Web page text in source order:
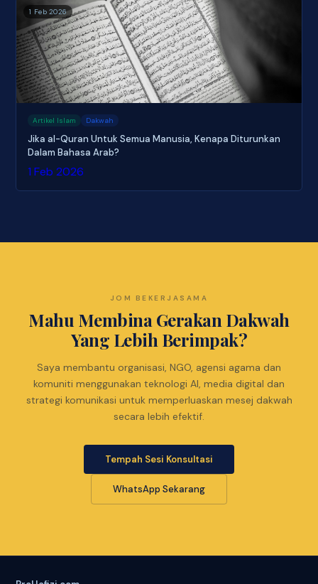
1 Feb 2026
Artikel Islam Dakwah
Jika al-Quran Untuk Semua Manusia, Kenapa Diturunkan
Dalam Bahasa Arab?
1 Feb 2026
JOM BEKERJASAMA
Mahu Membina Gerakan Dakwah
Yang Lebih Berimpak?
Saya membantu organisasi, NGO, agensi agama dan
komuniti menggunakan teknologi AI, media digital dan
strategi komunikasi untuk memperluaskan mesej dakwah
secara lebih efektif.
Tempah Sesi Konsultasi
WhatsApp Sekarang